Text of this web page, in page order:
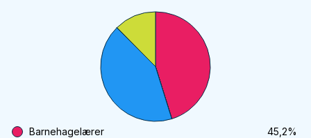
Barnehagelærer 45,2%